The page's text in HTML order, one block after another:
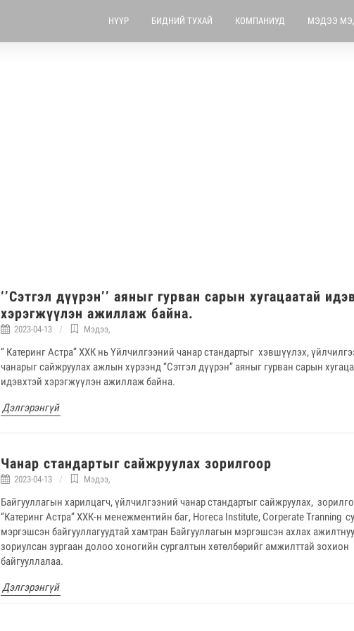
НҮҮР БИДНИЙ ТУХАЙ КОМПАНИУД МЭДЭЭ
‘’Сэтгэл дүүрэн’’ аяныг гурван сарын хугацаатай
хэрэгжүүлэн ажиллаж байна.
2023-04-13 Мэдээ,
‘’ Катеринг Астра’’ ХХК нь Үйлчилгээний чанар стандартыг хэвшүүлэх,
чанарыг сайжруулах ажлын хүрээнд ‘’Сэтгэл дүүрэн’’ аяныг гурван сарын
идэвхтэй хэрэгжүүлэн ажиллаж байна.
Дэлгэрэнгүй
Чанар стандартыг сайжруулах зорилгоор
2023-04-13 Мэдээ,
Байгууллагын харилцагч, үйлчилгээний чанар стандартыг сайжруулах,
‘’Катеринг Астра‘’ ХХК-н менежментийн баг, Horeca Institute, Сorperate Tranning
мэргэшсэн байгууллагуудтай хамтран Байгууллагын мэргэшсэн ахлах
зориулсан зургаан долоо хоногийн сургалтын хөтөлбөрийг амжилттай зохион
байгууллалаа.
Дэлгэрэнгүй